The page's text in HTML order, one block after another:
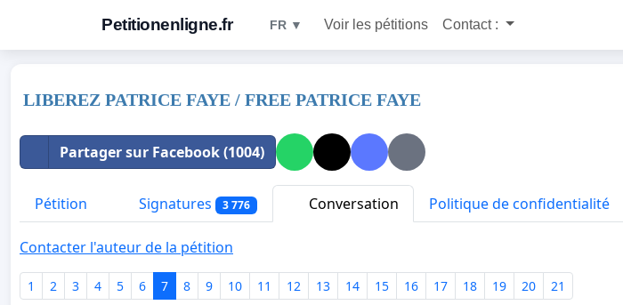
Petitionenligne.fr FR ▼ Voir les pétitions Contact :
LIBEREZ PATRICE FAYE / FREE PATRICE FAYE
Partager sur Facebook (1004)
Pétition Signatures 3 776 Conversation Politique de confidentialité
Contacter l'auteur de la pétition
1 2 3 4 5 6 7 8 9 10 11 12 13 14 15 16 17 18 19 20 21